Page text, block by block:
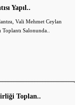
Yapıl..
Vali Mehmet Ceylan
Salonunda..
Toplan..